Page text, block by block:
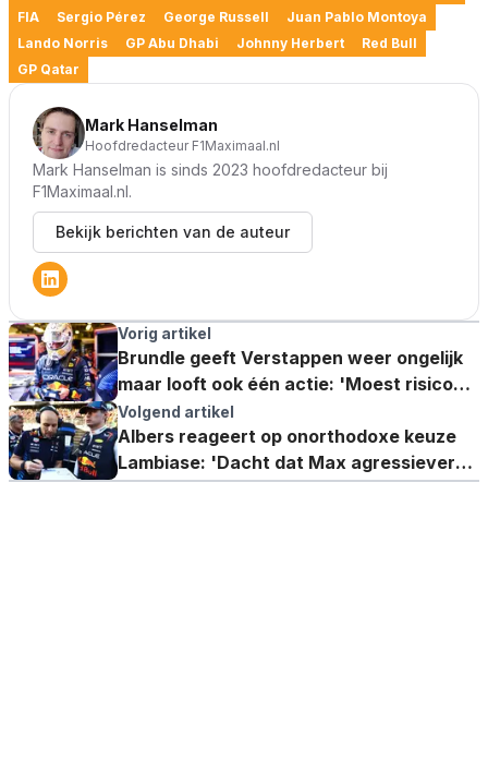
FIA
Sergio Pérez George Russell
Juan Pablo Montoya
Lando Norris
GP Abu Dhabi Johnny Herbert
Red Bull
GP Qatar
Mark Hanselman
Hoofdredacteur F1Maximaal.nl
Mark Hanselman is sinds 2023 hoofdredacteur bij
F1Maximaal.nl.
Bekijk berichten van de auteur
Vorig artikel
Brundle geeft Verstappen weer ongelijk
maar looft ook één actie: 'Moest risico
niet nemen'
Volgend artikel
Albers reageert op onorthodoxe keuze
Lambiase: 'Dacht dat Max agressiever
zou rijden'